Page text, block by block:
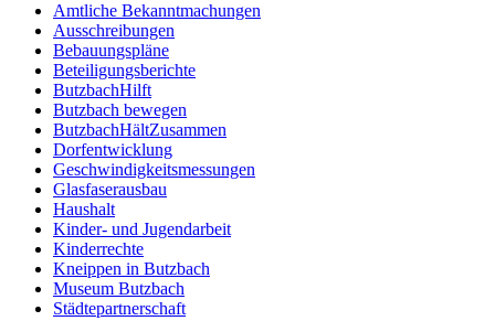
Amtliche Bekanntmachungen
Ausschreibungen
Bebauungspläne
Beteiligungsberichte
ButzbachHilft
Butzbach bewegen
ButzbachHältZusammen
Dorfentwicklung
Geschwindigkeitsmessungen
Glasfaserausbau
Haushalt
Kinder- und Jugendarbeit
Kinderrechte
Kneippen in Butzbach
Museum Butzbach
Städtepartnerschaft